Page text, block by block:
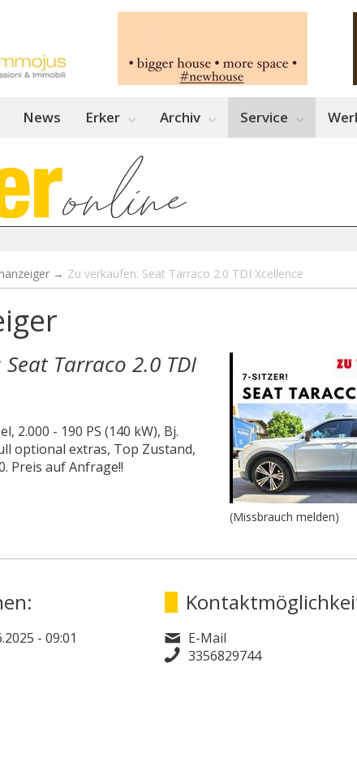
News Erker Archiv Service
→ Zu verkaufen: Seat Tarraco 2.0 TDI Xcellence
Tarraco 2.0 TDI
2.000 - 190 PS (140 kW), Bj.
optional extras, Top Zustand,
Preis auf Anfrage!!
(Missbrauch melden)
- 09:01
E-Mail
3356829744